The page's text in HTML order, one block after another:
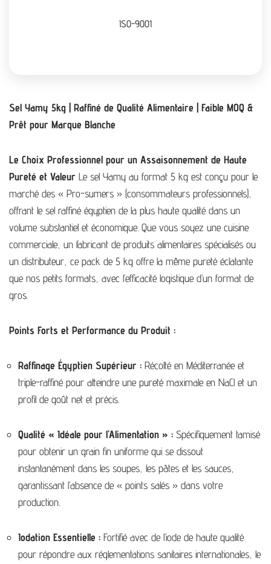
ISO-9001
Sel Yamy 5kg | Raffiné de Qualité Alimentaire | Faible MOQ &
Prêt pour Marque Blanche
Le Choix Professionnel pour un Assaisonnement de Haute
Pureté et Valeur Le sel Yamy au format 5 kg est conçu pour le
marché des « Pro-sumers » (consommateurs professionnels),
offrant le sel raffiné égyptien de la plus haute qualité dans un
volume substantiel et économique. Que vous soyez une cuisine
commerciale, un fabricant de produits alimentaires spécialisés ou
un distributeur, ce pack de 5 kg offre la même pureté éclatante
que nos petits formats, avec l’efficacité logistique d’un format de
gros.
Points Forts et Performance du Produit :
Raffinage Égyptien Supérieur : Récolté en Méditerranée et
triple-raffiné pour atteindre une pureté maximale en NaCl et un
profil de goût net et précis.
Qualité « Idéale pour l’Alimentation » : Spécifiquement tamisé
pour obtenir un grain fin uniforme qui se dissout
instantanément dans les soupes, les pâtes et les sauces,
garantissant l’absence de « points salés » dans votre
production.
Iodation Essentielle : Fortifié avec de l’iode de haute qualité
pour répondre aux réglementations sanitaires internationales, le